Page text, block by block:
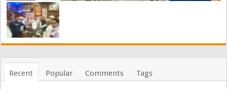
Recent Popular Comments Tags